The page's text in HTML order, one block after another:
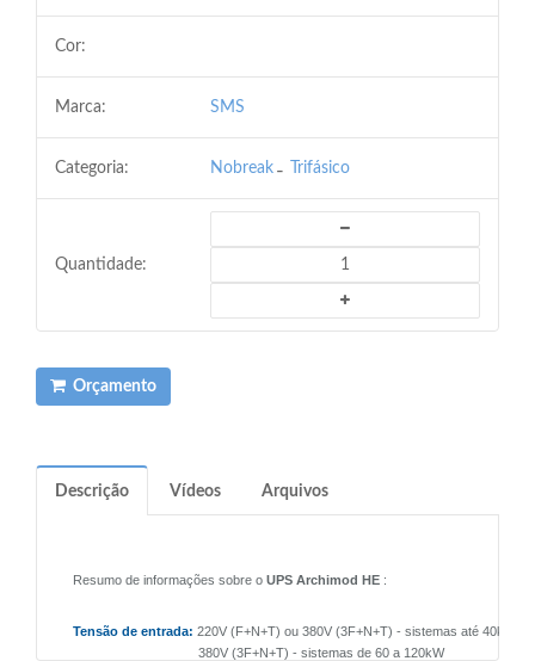
Cor:
Marca: SMS
Categoria: Nobreak Trifásico
Quantidade:
Orçamento
Descrição Vídeos Arquivos
Resumo de informações sobre o UPS Archimod HE :
Tensão de entrada: 220V (F+N+T) ou 380V (3F+N+T) - sistemas até 40kW
380V (3F+N+T) - sistemas de 60 a 120kW